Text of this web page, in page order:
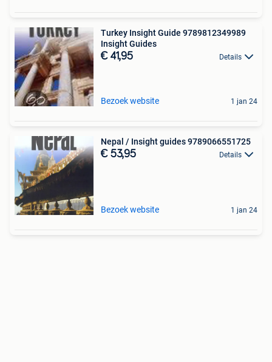
Turkey Insight Guide 9789812349989
Insight Guides
€ 41,95 Details
Bezoek website 1 jan 24
Nepal / Insight guides 9789066551725
€ 53,95 Details
Bezoek website 1 jan 24